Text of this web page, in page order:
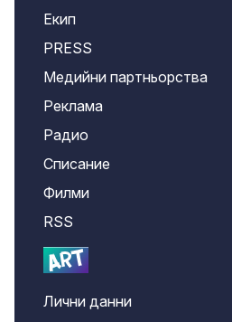
Екип
PRESS
Медийни партньорства
Реклама
Радио
Списание
Филми
RSS
Лични данни